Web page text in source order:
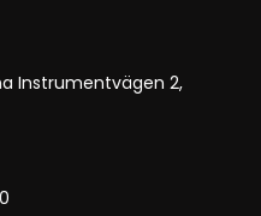
Instrumentvägen 2,